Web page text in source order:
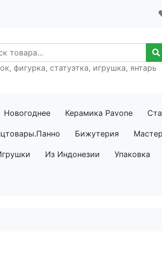
фигурка, статуэтка, игрушка, янтарь
Новогоднее Керамика Pavone
Бижутерия
Из Индонезии Упаковка